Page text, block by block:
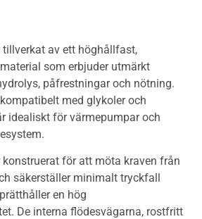
tillverkat av ett höghållfast,
som erbjuder utmärkt
påfrestningar och nötning.
med glykoler och
idealiskt för värmepumpar och
för att möta kraven från
säkerställer minimalt tryckfall
en hög
De interna flödesvägarna, rostfritt